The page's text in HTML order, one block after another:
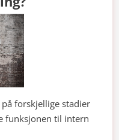
forskjellige stadier
funksjonen til intern